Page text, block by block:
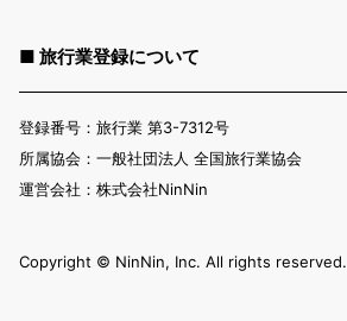
■ 旅行業登録について
登録番号：旅行業 第3-7312号
所属協会：一般社団法人 全国旅行業協会
運営会社：株式会社NinNin
Copyright ©︎ NinNin, Inc. All rights reserved.